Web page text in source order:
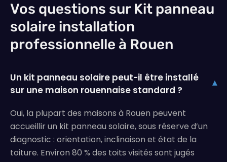
Vos questions sur Kit panneau
solaire installation
professionnelle à Rouen
Un kit panneau solaire peut-il être installé
sur une maison rouennaise standard ?
▾
Oui, la plupart des maisons à Rouen peuvent
accueillir un kit panneau solaire, sous réserve d’un
diagnostic : orientation, inclinaison et état de la
toiture. Environ 80 % des toits visités sont jugés